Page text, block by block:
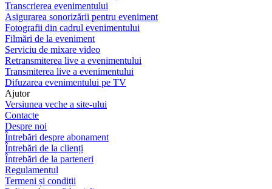
Transcrierea evenimentului
Asigurarea sonorizării pentru eveniment
Fotografii din cadrul evenimentului
Filmări de la eveniment
Serviciu de mixare video
Retransmiterea live a evenimentului
Transmiterea live a evenimentului
Difuzarea evenimentului pe TV
Ajutor
Versiunea veche a site-ului
Contacte
Despre noi
Întrebări despre abonament
Întrebări de la clienți
Întrebări de la parteneri
Regulamentul
Termeni și condiții